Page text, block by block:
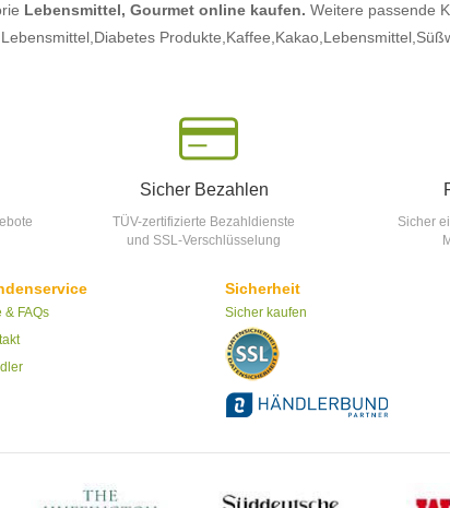
Lebensmittel, Gourmet online kaufen. Weitere passende
Diabetes Produkte, Kaffee, Kakao, Lebensmittel,
Sicher Bezahlen
TÜV-zertifizierte Bezahldienste
und SSL-Verschlüsselung
Sicher
& FAQs
Sicherheit
Sicher kaufen